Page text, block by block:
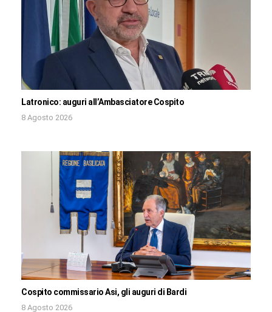
Latronico: auguri all’Ambasciatore Cospito
8 Agosto 2026
Cospito commissario Asi, gli auguri di Bardi
8 Agosto 2026